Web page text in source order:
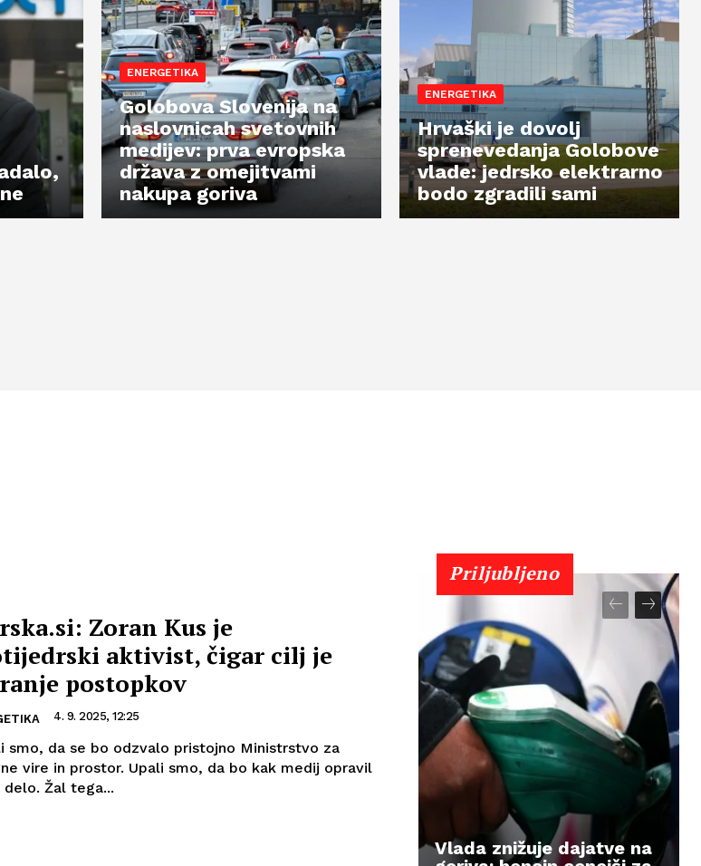
ENERGETIKA
Golobova Slovenija na
naslovnicah svetovnih
medijev: prva evropska
država z omejitvami
nakupa goriva
ENERGETIKA
Hrvaški je dovolj
sprenevedanja Golobove
vlade: jedrsko elektrarno
bodo zgradili sami
Zoran Kus je
aktivist, čigar cilj je
postopkov
4. 9. 2025, 12:25
smo, da se bo odzvalo pristojno Ministrstvo za
vire in prostor. Upali smo, da bo kak medij opravil
delo. Žal tega...
Priljubljeno
Vlada znižuje dajatve na